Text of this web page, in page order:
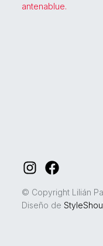
antenablue.
Instagram
© Copyright Lilián
Diseño de